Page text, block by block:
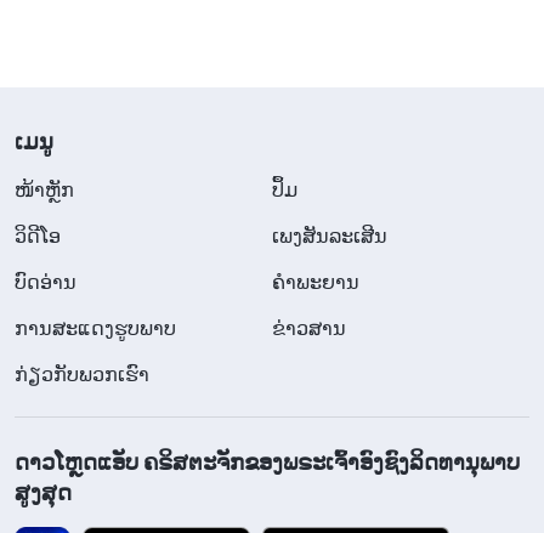
​ເມ​ນູ
​ໜ້າຫຼັກ
ປຶ້ມ
ວິ​ດີ​ໂອ
ເພງສັນລະເສີນ
ບົດອ່ານ
ຄຳພະຍານ
ການສະແດງຮູບພາບ
ຂ່າວສານ
ກ່ຽວກັບພວກເຮົາ
ດາວໂຫຼດແອັບ ຄຣິສຕະຈັກຂອງພຣະເຈົ້າອົງຊົງລິດທານຸພາບ
ສູງສຸດ